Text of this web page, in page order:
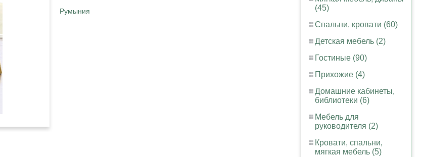
(45)
Спальни, кровати (60)
Детская мебель (2)
Гостиные (90)
Прихожие (4)
Домашние кабинеты,
библиотеки (6)
Мебель для
руководителя (2)
Кровати, спальни,
мягкая мебель (5)
Румыния